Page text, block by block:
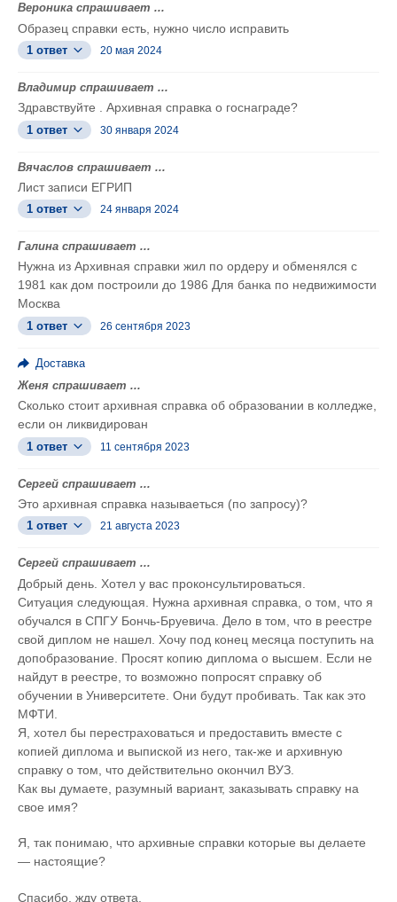
Вероника спрашивает ...
Образец справки есть, нужно число исправить
1 ответ 20 мая 2024
Владимир спрашивает ...
Здравствуйте . Архивная справка о госнаграде?
1 ответ 30 января 2024
Вячаслов спрашивает ...
Лист записи ЕГРИП
1 ответ 24 января 2024
Галина спрашивает ...
Нужна из Архивная справки жил по ордеру и обменялся с
1981 как дом построили до 1986 Для банка по недвижимости
Москва
1 ответ 26 сентября 2023
Доставка
Женя спрашивает ...
Сколько стоит архивная справка об образовании в колледже,
если он ликвидирован
1 ответ 11 сентября 2023
Сергей спрашивает ...
Это архивная справка называеться (по запросу)?
1 ответ 21 августа 2023
Сергей спрашивает ...
Добрый день. Хотел у вас проконсультироваться.
Ситуация следующая. Нужна архивная справка, о том, что я
обучался в СПГУ Бончь-Бруевича. Дело в том, что в реестре
свой диплом не нашел. Хочу под конец месяца поступить на
допобразование. Просят копию диплома о высшем. Если не
найдут в реестре, то возможно попросят справку об
обучении в Университете. Они будут пробивать. Так как это
МФТИ.
Я, хотел бы перестраховаться и предоставить вместе с
копией диплома и выпиской из него, так-же и архивную
справку о том, что действительно окончил ВУЗ.
Как вы думаете, разумный вариант, заказывать справку на
свое имя?
Я, так понимаю, что архивные справки которые вы делаете
— настоящие?
Спасибо, жду ответа.